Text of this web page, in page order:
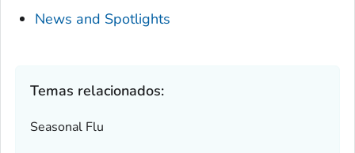
News and Spotlights
Temas relacionados:
Seasonal Flu